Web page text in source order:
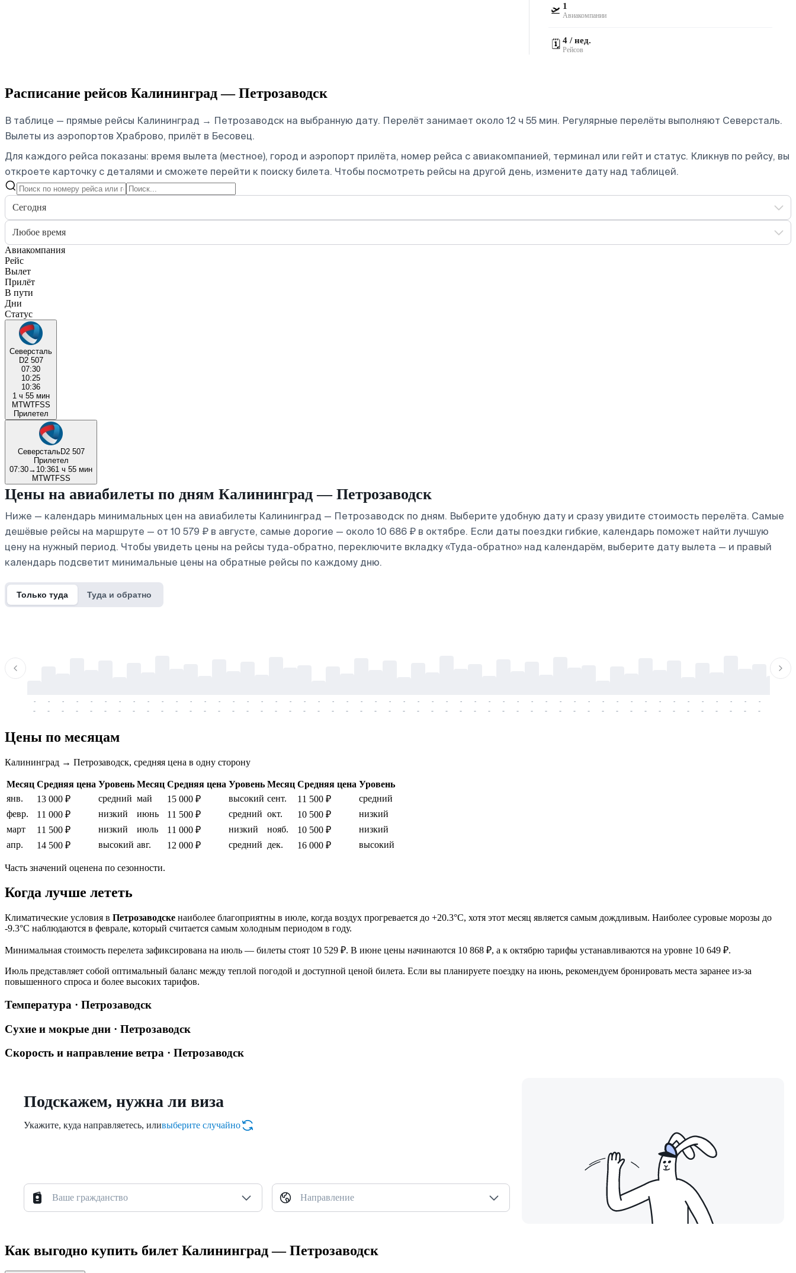
🛫 1
Авиакомпании
🗓️ 4 / нед.
Рейсов
Расписание рейсов Калининград — Петрозаводск
В таблице — прямые рейсы Калининград → Петрозаводск на выбранную дату. Перелёт занимает около 12 ч 55 мин. Регулярные перелёты выполняют Северсталь.
Вылеты из аэропортов Храброво, прилёт в Бесовец.
Для каждого рейса показаны: время вылета (местное), город и аэропорт прилёта, номер рейса с авиакомпанией, терминал или гейт и статус. Кликнув по рейсу, вы
откроете карточку с деталями и сможете перейти к поиску билета. Чтобы посмотреть рейсы на другой день, измените дату над таблицей.
Сегодня
Любое время
Авиакомпания
Рейс
Вылет
Прилёт
В пути
Дни
Статус
Северсталь
D2 507
07:30
10:25
10:36
1 ч 55 мин
MTWTFSS
Прилетел
СеверстальD2 507
Прилетел
07:30→ 10:361 ч 55 мин
MTWTFSS
Цены на авиабилеты по дням Калининград — Петрозаводск
Ниже — календарь минимальных цен на авиабилеты Калининград — Петрозаводск по дням. Выберите удобную дату и сразу увидите стоимость перелёта. Самые
дешёвые рейсы на маршруте — от 10 579 ₽ в августе, самые дорогие — около 10 686 ₽ в октябре. Если даты поездки гибкие, календарь поможет найти лучшую
цену на нужный период. Чтобы увидеть цены на рейсы туда-обратно, переключите вкладку «Туда-обратно» над календарём, выберите дату вылета — и правый
календарь подсветит минимальные цены на обратные рейсы по каждому дню.
Только туда Туда и обратно
-
-
-
-
-
-
-
-
-
-
-
-
-
-
-
-
-
-
-
-
-
-
-
-
-
-
-
-
-
-
-
-
-
-
-
-
-
-
-
-
-
-
-
-
-
-
-
-
-
-
-
-
-
-
-
-
-
-
-
-
-
-
-
-
-
-
-
-
-
-
-
-
-
-
-
-
-
-
-
-
-
-
-
-
-
-
-
-
-
-
-
-
-
-
-
-
-
-
-
-
-
-
-
-
Цены по месяцам
Калининград → Петрозаводск, средняя цена в одну сторону
Месяц Средняя цена Уровень Месяц Средняя цена Уровень Месяц Средняя цена Уровень
янв.
13 000 ₽ средний май 15 000 ₽ высокий сент. 11 500 ₽
средний
февр.
11 000 ₽ низкий июнь 11 500 ₽ средний окт. 10 500 ₽
низкий
март
11 500 ₽ низкий июль 11 000 ₽ низкий нояб. 10 500 ₽
низкий
апр.
14 500 ₽ высокий авг. 12 000 ₽ средний дек. 16 000 ₽ высокий
Часть значений оценена по сезонности.
Когда лучше лететь
Климатические условия в Петрозаводске наиболее благоприятны в июле, когда воздух прогревается до +20.3°C, хотя этот месяц является самым дождливым. Наиболее суровые морозы до
-9.3°C наблюдаются в феврале, который считается самым холодным периодом в году.
Минимальная стоимость перелета зафиксирована на июль — билеты стоят 10 529 ₽. В июне цены начинаются 10 868 ₽, а к октябрю тарифы устанавливаются на уровне 10 649 ₽.
Июль представляет собой оптимальный баланс между теплой погодой и доступной ценой билета. Если вы планируете поездку на июнь, рекомендуем бронировать места заранее из-за
повышенного спроса и более высоких тарифов.
Температура · Петрозаводск
Сухие и мокрые дни · Петрозаводск
Скорость и направление ветра · Петрозаводск
Подскажем, нужна ли виза
Укажите, куда направляетесь, иливыберите случайно
Ваше гражданство Направление
Как выгодно купить билет Калининград — Петрозаводск